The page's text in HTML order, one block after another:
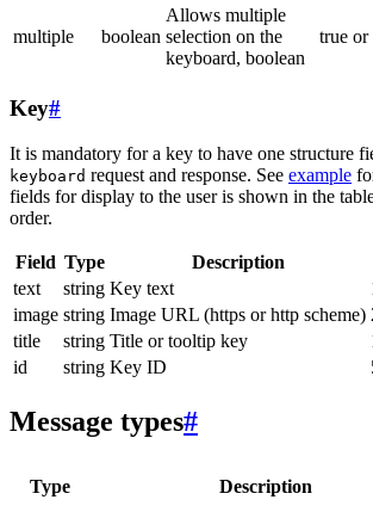
multiple boolean
Allows multiple
selection on the
keyboard, boolean
true or
Key#
It is mandatory for a key to have one structure
keyboard request and response. See example
fields for display to the user is shown in the
order.
Field Type Description
text
string Key text
image string Image URL (https or http scheme)
title
string Title or tooltip key
id
string Key ID
Message types#
Type Description